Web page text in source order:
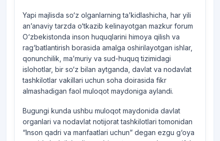
Yapi majlisda so‘z olganlarning ta’kidlashicha, har yili
an’anaviy tarzda o‘tkazib kelinayotgan mazkur forum
O‘zbekistonda inson huquqlarini himoya qilish va
rag‘batlantirish borasida amalga oshirilayotgan ishlar,
qonunchilik, ma’muriy va sud-huquq tizimidagi
islohotlar, bir so‘z bilan aytganda, davlat va nodavlat
tashkilotlar vakillari uchun soha doirasida fikr
almashadigan faol muloqot maydoniga aylandi.
Bugungi kunda ushbu muloqot maydonida davlat
organlari va nodavlat notijorat tashkilotlari tomonidan
“Inson qadri va manfaatlari uchun” degan ezgu g‘oya